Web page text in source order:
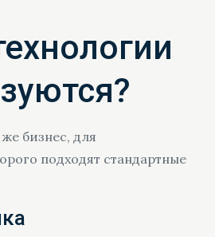
бизнес, для
подходят стандартные